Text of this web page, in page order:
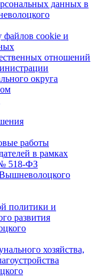
данных в
файлов cookie и
отношений
округа
работы
в рамках
№ 518-ФЗ
Вышневолоцкого
политики и
развития
хозяйства,